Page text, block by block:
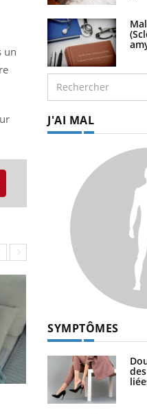
un
Syndrome
J'AI MAL
SYMPTÔMES